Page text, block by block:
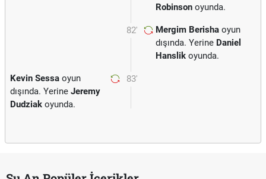
Robinson oyunda.
82' Mergim Berisha oyun
dışında. Yerine Daniel
Hanslik oyunda.
83'
Kevin Sessa oyun
dışında. Yerine Jeremy
Dudziak oyunda.